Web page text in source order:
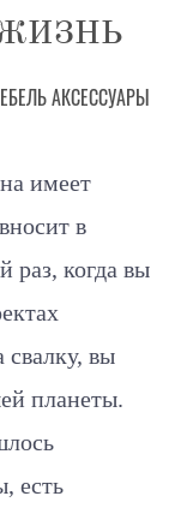
АКСЕССУАРЫ
имеет
в
раз, когда вы
свалку, вы
планеты.
есть